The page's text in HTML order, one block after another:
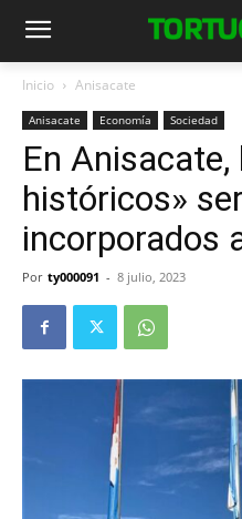
Inicio Anisacate
Anisacate Economía Sociedad
En Anisacate,
históricos»
incorporados
Por ty000091 - 8 julio, 2023